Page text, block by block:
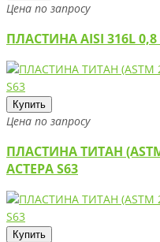
Цена по запросу
ПЛАСТИНА AISI 316L
Купить
Цена по запросу
ПЛАСТИНА ТИТАН
АСТЕРА S63
Купить